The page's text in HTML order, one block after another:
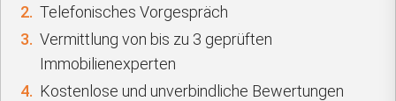
2. Telefonisches Vorgespräch
3. Vermittlung von bis zu 3 geprüften
Immobilienexperten
4. Kostenlose und unverbindliche Bewertungen